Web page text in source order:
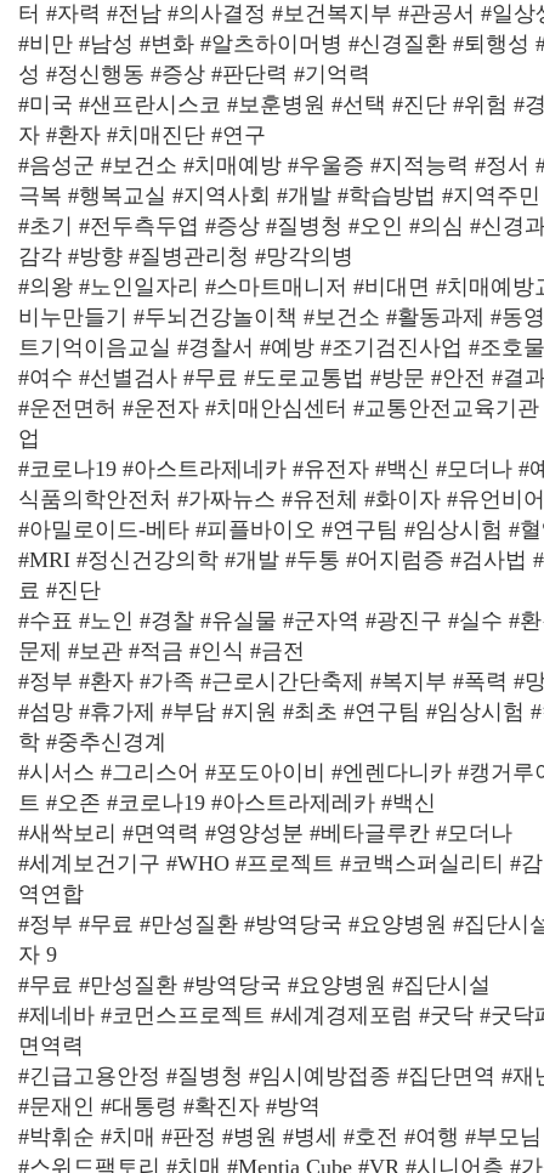
터 #자력 #전남 #의사결정 #보건복지부 #관공서 #일상
#비만 #남성 #변화 #알츠하이머병 #신경질환 #퇴행성
성 #정신행동 #증상 #판단력 #기억력
#미국 #샌프란시스코 #보훈병원 #선택 #진단 #위험 #
자 #환자 #치매진단 #연구
#음성군 #보건소 #치매예방 #우울증 #지적능력 #정서
극복 #행복교실 #지역사회 #개발 #학습방법 #지역주
#초기 #전두측두엽 #증상 #질병청 #오인 #의심 #신경
감각 #방향 #질병관리청 #망각의병
#의왕 #노인일자리 #스마트매니저 #비대면 #치매예
비누만들기 #두뇌건강놀이책 #보건소 #활동과제 #동
트기억이음교실 #경찰서 #예방 #조기검진사업 #조호
#여수 #선별검사 #무료 #도로교통법 #방문 #안전 #결
#운전면허 #운전자 #치매안심센터 #교통안전교육기
업
#코로나19 #아스트라제네카 #유전자 #백신 #모더나 #
식품의학안전처 #가짜뉴스 #유전체 #화이자 #유언비
#아밀로이드-베타 #피플바이오 #연구팀 #임상시험 #
#MRI #정신건강의학 #개발 #두통 #어지럼증 #검사법
료 #진단
#수표 #노인 #경찰 #유실물 #군자역 #광진구 #실수 #
문제 #보관 #적금 #인식 #금전
#정부 #환자 #가족 #근로시간단축제 #복지부 #폭력 #
#섬망 #휴가제 #부담 #지원 #최초 #연구팀 #임상시험
학 #중추신경계
#시서스 #그리스어 #포도아이비 #엔렌다니카 #캥거
트 #오존 #코로나19 #아스트라제레카 #백신
#새싹보리 #면역력 #영양성분 #베타글루칸 #모더나
#세계보건기구 #WHO #프로젝트 #코백스퍼실리티 #
역연합
#정부 #무료 #만성질환 #방역당국 #요양병원 #집단시
자 9
#무료 #만성질환 #방역당국 #요양병원 #집단시설
#제네바 #코먼스프로젝트 #세계경제포럼 #굿닥 #굿
면역력
#긴급고용안정 #질병청 #임시예방접종 #집단면역 #재
#문재인 #대통령 #확진자 #방역
#박휘순 #치매 #판정 #병원 #병세 #호전 #여행 #부모
#스위드팩토리 #치매 #Mentia Cube #VR #시니어층 #